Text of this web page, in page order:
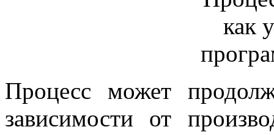
Процесс может
зависимости от